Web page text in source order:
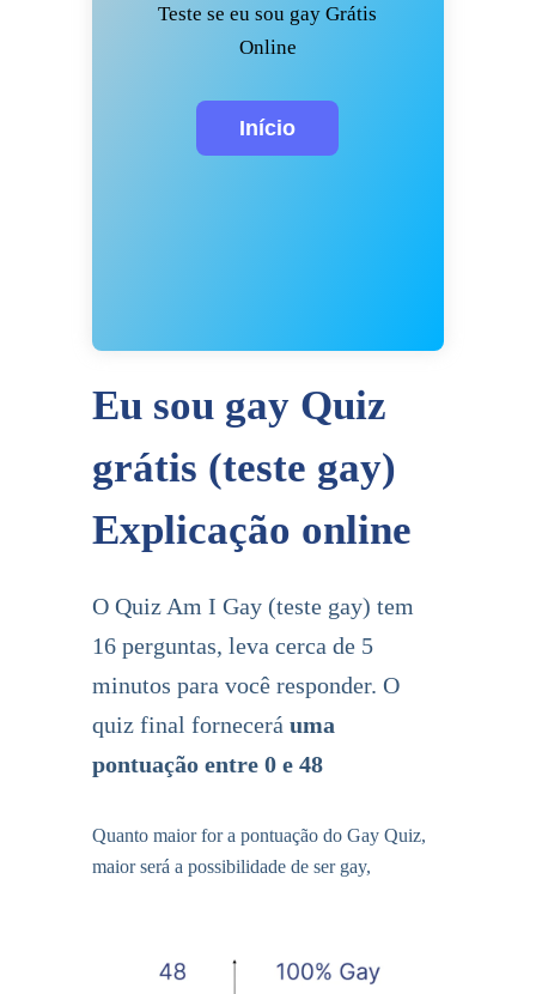
Teste se eu sou gay Grátis
Online
Eu sou gay Quiz
grátis (teste gay)
Explicação online
O Quiz Am I Gay (teste gay) tem
16 perguntas, leva cerca de 5
minutos para você responder. O
quiz final forneceráuma
pontuação entre 0 e 48
Quanto maior for a pontuação do Gay Quiz,
maior será a possibilidade de ser gay,